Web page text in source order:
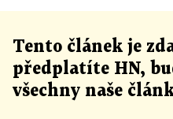
Tento článek je
předplatíte HN,
všechny naše